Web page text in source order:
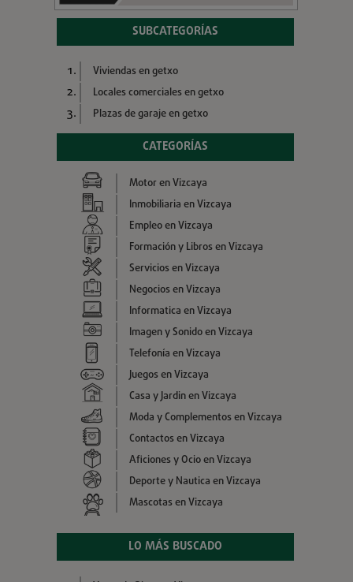
SUBCATEGORÍAS
Viviendas en getxo
Locales comerciales en getxo
Plazas de garaje en getxo
CATEGORÍAS
Motor en Vizcaya
Inmobiliaria en Vizcaya
Empleo en Vizcaya
Formación y Libros en Vizcaya
Servicios en Vizcaya
Negocios en Vizcaya
Informatica en Vizcaya
Imagen y Sonido en Vizcaya
Telefonía en Vizcaya
Juegos en Vizcaya
Casa y Jardin en Vizcaya
Moda y Complementos en Vizcaya
Contactos en Vizcaya
Aficiones y Ocio en Vizcaya
Deporte y Nautica en Vizcaya
Mascotas en Vizcaya
LO MÁS BUSCADO